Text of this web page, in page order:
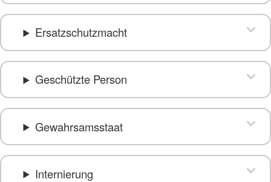
Ersatzschutzmacht
Geschützte Person
Gewahrsamsstaat
Internierung